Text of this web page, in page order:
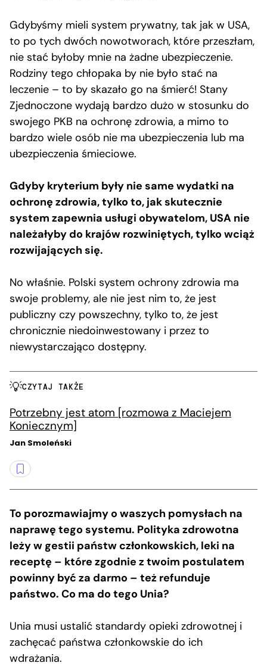
Gdybyśmy mieli system prywatny, tak jak w USA,
to po tych dwóch nowotworach, które przeszłam,
nie stać byłoby mnie na żadne ubezpieczenie.
Rodziny tego chłopaka by nie było stać na
leczenie – to by skazało go na śmierć! Stany
Zjednoczone wydają bardzo dużo w stosunku do
swojego PKB na ochronę zdrowia, a mimo to
bardzo wiele osób nie ma ubezpieczenia lub ma
ubezpieczenia śmieciowe.
Gdyby kryterium były nie same wydatki na
ochronę zdrowia, tylko to, jak skutecznie
system zapewnia usługi obywatelom, USA nie
należałyby do krajów rozwiniętych, tylko wciąż
rozwijających się.
No właśnie. Polski system ochrony zdrowia ma
swoje problemy, ale nie jest nim to, że jest
publiczny czy powszechny, tylko to, że jest
chronicznie niedoinwestowany i przez to
niewystarczająco dostępny.
CZYTAJ TAKŻE
Potrzebny jest atom [rozmowa z Maciejem
Koniecznym]
Jan Smoleński
To porozmawiajmy o waszych pomysłach na
naprawę tego systemu. Polityka zdrowotna
leży w gestii państw członkowskich, leki na
receptę – które zgodnie z twoim postulatem
powinny być za darmo – też refunduje
państwo. Co ma do tego Unia?
Unia musi ustalić standardy opieki zdrowotnej i
zachęcać państwa członkowskie do ich
wdrażania.